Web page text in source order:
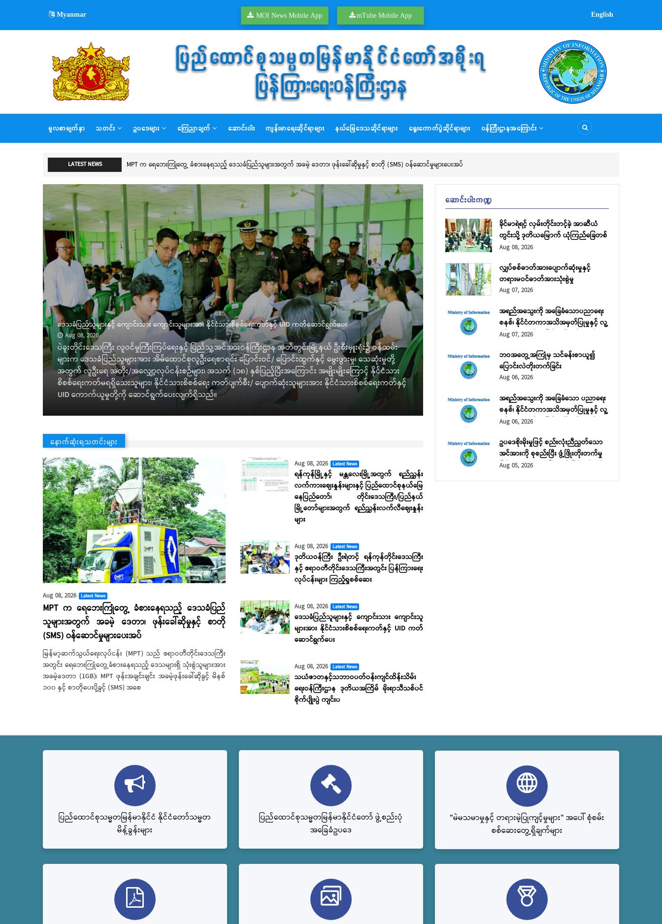
main
Myanmar MOI News Mobile App mTube Mobile App English
MAIN
NAVIGATION
မူလစာမျက်နှာ သတင်း ဥပဒေများ ကြေညာချက် ဆောင်းပါး ကျန်းမာရေးဆိုင်ရာများ နယ်မြေဒေသဆိုင်ရာများ ရွေးကောက်ပွဲဆိုင်ရာများ ဝန်ကြီးဌာနအကြောင်း
LATEST NEWS MPT က ရေဘေးကြုံတွေ့ ခံစားနေရသည့် ဒေသခံပြည်သူများအတွက် အခမဲ့ ဒေတာ၊ ဖုန်းခေါ်ဆိုမှုနှင့် စာတို (SMS) ဝန်ဆောင်မှုများပေးအပ်
ဒေသခံပြည်သူများနှင့် ကျောင်းသား ကျောင်းသူများအား နိုင်ငံသားစိစစ်ရေးကတ်နှင့် UID ကတ်ဆောင်ရွက်ပေး
Aug 08, 2026
ပဲခူးတိုင်းဒေသကြီး လူဝင်မှုကြီးကြပ်ရေးနှင့် ပြည်သူ့အင်အားဝန်ကြီးဌာန အုတ်တွင်းမြို့နယ် ဦးစီးမှူးရုံး၌ ဝန်ထမ်း
များက ဒေသခံပြည်သူများအား အိမ်ထောင်စုလူဦးရေစာရင်း ပြောင်းဝင်/ ပြောင်းထွက်နှင့် မွေးဖွားမှု၊ သေဆုံးမှုတို့
အတွက် လူဦးရေ အတိုး/အလျှော့လုပ်ငန်းစဉ်များ၊ အသက် (၁၈) နှစ်ပြည့်ပြီးအကြောင်း အမျိုးမျိုးကြောင့် နိုင်ငံသား
စိစစ်ရေးကတ်မရရှိသေးသူများ၊ နိုင်ငံသားစိစစ်ရေး ကတ်ပျက်စီး/ ပျောက်ဆုံးသူများအား နိုင်ငံသားစိစစ်ရေးကတ်နှင့်
UID ကောက်ယူမှုတို့ကို ဆောင်ရွက်ပေးလျက်ရှိသည်။
သယံဇာတနှင့်သဘာဝပတ်ဝန်းကျင်ထိန်းသိမ်းရေးဝန်ကြီးဌာန ဒုတိယအကြိမ် မိုးရာ
Aug 08, 2026
သယံဇာတနှင့် သဘာဝပတ်ဝန်းကျင်ထိန်းသိမ်းရေးဝန်ကြီးဌာန၏ ၂၀၂
ပွဲကို ယနေ့နံနက်ပိုင်းတွင် ပြည်ထောင်စုနယ်မြေ နေပြည်တော် ဒက္ခိဏသီရိ
မင်္ဂလာလမ်းဘေး၌ ကျင်းပပြီး သစ်မျိုး ၁၀ မျိုး အပင်ပေါင်း ၁၅၀၀ စိုက်
နောက်ဆုံးရသတင်းများ
Aug 08, 2026 Latest News
MPT က ရေဘေးကြုံတွေ့ ခံစားနေရသည့် ဒေသခံပြည်
သူများအတွက် အခမဲ့ ဒေတာ၊ ဖုန်းခေါ်ဆိုမှုနှင့် စာတို
(SMS) ဝန်ဆောင်မှုများပေးအပ်
မြန်မာ့ဆက်သွယ်ရေးလုပ်ငန်း (MPT) သည် ဧရာဝတီတိုင်းဒေသကြီး
အတွင်း ရေဘေးကြုံတွေ့ခံစားနေရသည့် ဒေသများရှိ သုံးစွဲသူများအား
အခမဲ့ဒေတာ (1GB)၊ MPT ဖုန်းအချင်းချင်း အခမဲ့ဖုန်းခေါ်ဆိုခွင့် မိနစ်
၁၀၀ နှင့် စာတိုပေးပို့ခွင့် (SMS) အစေ
Aug 08, 2026 Latest News
ရန်ကုန်မြို့နှင့် မန္တလေးမြို့အတွက် ရည်ညွှန်း
လက်ကားဈေးနှုန်းများနှင့် ပြည်ထောင်စုနယ်မြေ
နေပြည်တော်၊ တိုင်းဒေသကြီး/ပြည်နယ်
မြို့တော်များအတွက် ရည်ညွှန်းလက်လီဈေးနှုန်း
များ
Aug 08, 2026 Latest News
ဒုတိယဝန်ကြီး ဦးရဲတင့် ရန်ကုန်တိုင်းဒေသကြီး
နှင့် ဧရာဝတီတိုင်းဒေသကြီးအတွင်း ပြန်ကြားရေး
လုပ်ငန်းများ ကြည့်ရှုစစ်ဆေး
Aug 08, 2026 Latest News
ဒေသခံပြည်သူများနှင့် ကျောင်းသား ကျောင်းသူ
များအား နိုင်ငံသားစိစစ်ရေးကတ်နှင့် UID ကတ်
ဆောင်ရွက်ပေး
Aug 08, 2026 Latest News
သယံဇာတနှင့်သဘာဝပတ်ဝန်းကျင်ထိန်းသိမ်း
ရေးဝန်ကြီးဌာန ဒုတိယအကြိမ် မိုးရာသီသစ်ပင်
စိုက်ပျိုးပွဲ ကျင်းပ
ဆောင်းပါးကဏ္ဍ
ခိုင်မာရဲရင့် လှမ်းတိုင်းတင့်ခဲ့ အာဆီယံ
တွင်းသို့ ဒုတိယမြောက် ယုံကြည်ခြေတစ်
လှမ်း
Aug 08, 2026
လျှပ်စစ်ဓာတ်အားပျောက်ဆုံးမှုနှင့်
တရားမဝင်ဓာတ်အားသုံးစွဲမှု
Aug 07, 2026
အရည်အသွေးကို အခြေခံသောပညာရေး
စနစ်၊ နိုင်ငံတကာအသိအမှတ်ပြုမှုနှင့် လူ့
စွမ်းအားအရင်းအမြစ် ဖွံ့ဖြိုးတိုးတက်ရေး
Aug 07, 2026
ဘဝအတွေ့အကြုံမှ သင်ခန်းစာယူ၍
ပြောင်းလဲတိုးတက်ခြင်း
Aug 06, 2026
အရည်အသွေးကို အခြေခံသော ပညာရေး
စနစ်၊ နိုင်ငံတကာအသိအမှတ်ပြုမှုနှင့် လူ့
စွမ်းအားအရင်းအမြစ် ဖွံ့ဖြိုးတိုးတက်ရေး
Aug 06, 2026
ဥပဒေစိုးမိုးမှုဖြင့် စည်းလုံးညီညွတ်သော
အင်အားကို စုစည်းပြီး ဖွံ့ဖြိုးတိုးတက်မှု
ဖြင့် ဘုံသာယာဝပြောမှုကို မြှင့်တင်မည်
Aug 05, 2026
ပြည်ထောင်စုသမ္မတမြန်မာနိုင်ငံ နိုင်ငံတော်သမ္မတ
မိန့်ခွန်းများ
ပြည်‌ထောင်စုသမ္မတမြန်မာနိုင်ငံတော် ဖွဲ့စည်းပုံ
အခြေခံဥပဒေ
"မဲမသမာမှုနှင့် တရားမဲ့ပြုကျင့်မှုများ" အပေါ် စုံစမ်း
စစ်ဆေးတွေ့ရှိချက်များ